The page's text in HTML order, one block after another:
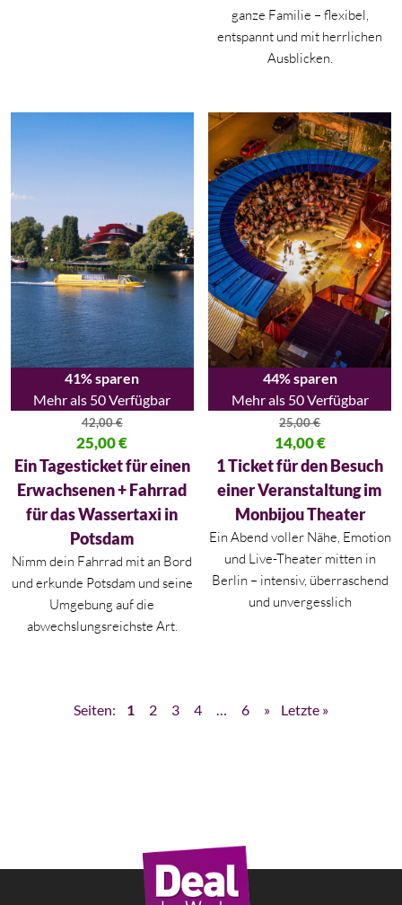
ganze Familie – flexibel,
entspannt und mit herrlichen
Ausblicken.
41% sparen
Mehr als 50 Verfügbar
42,00€
Ursprünglicher Preis war: 42,00 €
25,00€
Aktueller Preis ist: 25,00 €.
Ein Tagesticket für einen
Erwachsenen + Fahrrad
für das Wassertaxi in
Potsdam
Nimm dein Fahrrad mit an Bord
und erkunde Potsdam und seine
Umgebung auf die
abwechslungsreichste Art.
44% sparen
Mehr als 50 Verfügbar
25,00€
Ursprünglicher Preis war:
14,00€
Aktueller Preis ist: 14,00 €.
1 Ticket für den Besuch
einer Veranstaltung im
Monbijou Theater
Ein Abend voller Nähe, Emotion
und Live-Theater mitten in
Berlin – intensiv, überraschend
und unvergesslich
Seiten: 1 2 3 4 … 6 » Letzte »